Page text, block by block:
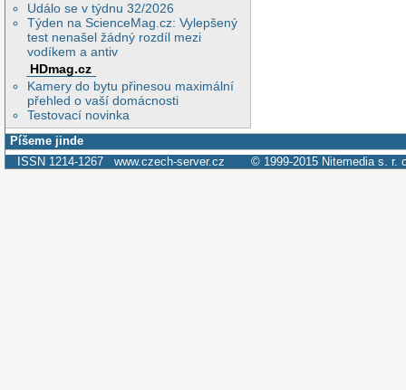
Událo se v týdnu 32/2026
Týden na ScienceMag.cz: Vylepšený
test nenašel žádný rozdíl mezi
vodíkem a antiv
HDmag.cz
Kamery do bytu přinesou maximální
přehled o vaší domácnosti
Testovací novinka
Píšeme jinde
ISSN 1214-1267 www.czech-server.cz © 1999-2015 Nitemedia s. r.